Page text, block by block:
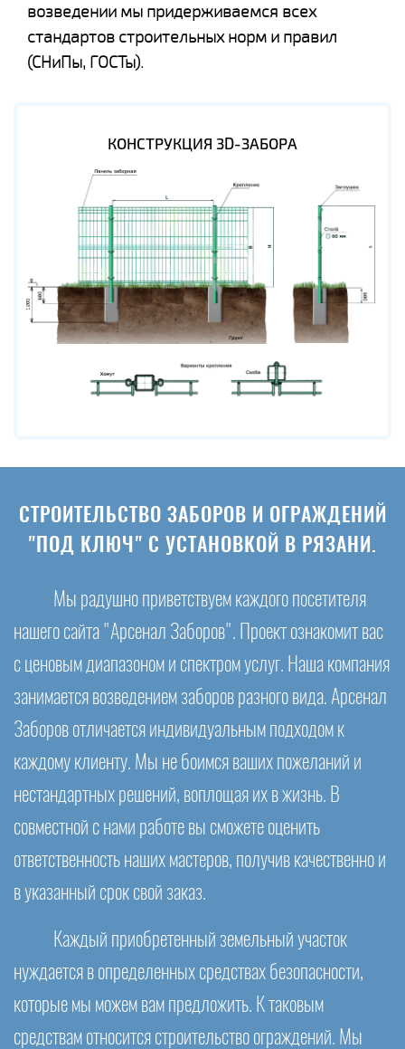
возведении мы придерживаемся всех
стандартов строительных норм и правил
(СНиПы, ГОСТы).
КОНСТРУКЦИЯ 3D-ЗАБОРА
СТРОИТЕЛЬСТВО ЗАБОРОВ И ОГРАЖДЕНИЙ
"ПОД КЛЮЧ" С УСТАНОВКОЙ В РЯЗАНИ.
Мы радушно приветствуем каждого посетителя
нашего сайта "Арсенал Заборов". Проект ознакомит вас
с ценовым диапазоном и спектром услуг. Наша компания
занимается возведением заборов разного вида. Арсенал
Заборов отличается индивидуальным подходом к
каждому клиенту. Мы не боимся ваших пожеланий и
нестандартных решений, воплощая их в жизнь. В
совместной с нами работе вы сможете оценить
ответственность наших мастеров, получив качественно и
в указанный срок свой заказ.
Каждый приобретенный земельный участок
нуждается в определенных средствах безопасности,
которые мы можем вам предложить. К таковым
средствам относится строительство ограждений. Мы